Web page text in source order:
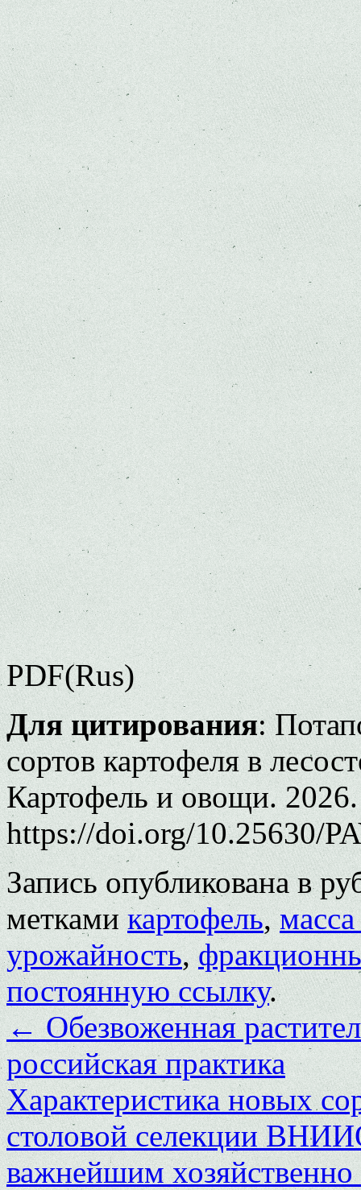
PDF(Rus)
Для цитирования:
сортов картофеля в
Картофель и овощи.
https://doi.org/10.25630/
Запись опубликована в
меткамикартофель,
урожайность,
постоянную ссылку.
←Обезвоженная
российская практика
Характеристика новых
столовой селекции
важнейшим